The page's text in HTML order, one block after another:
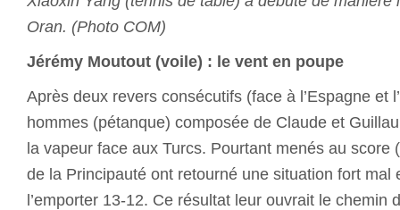
Oran. (Photo COM)
Jérémy Moutout (voile) : le vent en poupe
Après deux revers consécutifs (face à l’Espagne et
hommes (pétanque) composée de Claude et
la vapeur face aux Turcs. Pourtant menés au score
de la Principauté ont retourné une situation fort mal
l’emporter 13-12. Ce résultat leur ouvrait le chemin